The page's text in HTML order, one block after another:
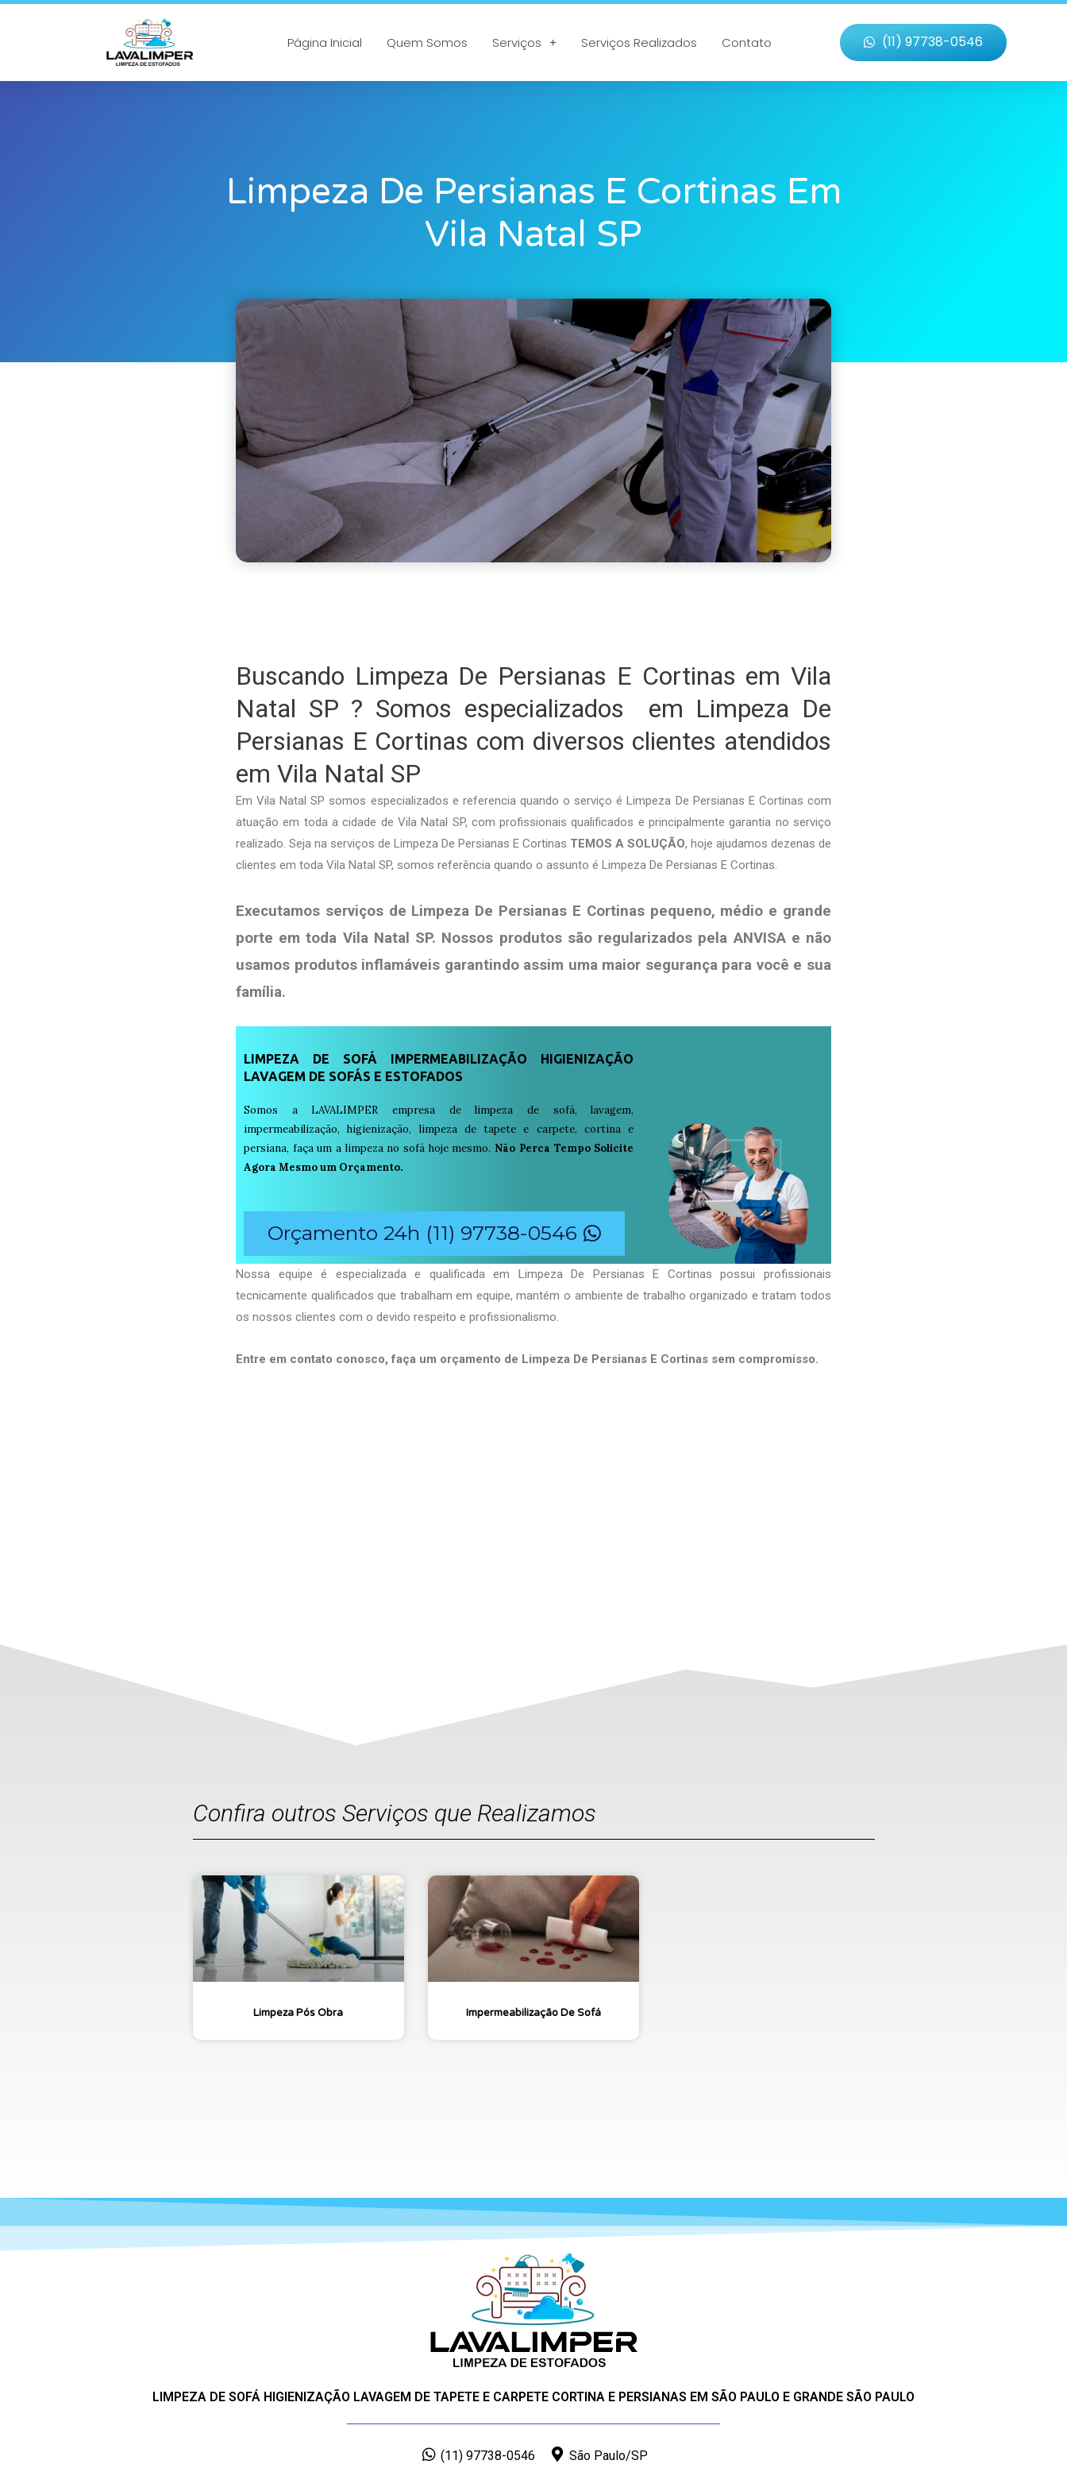
Página Inicial Quem Somos Serviços Serviços Realizados Contato (11) 97738-0546
Limpeza De Persianas E Cortinas Em
Vila Natal SP
Buscando Limpeza De Persianas E Cortinas em Vila
Natal SP ? Somos especializados em Limpeza De
Persianas E Cortinas com diversos clientes atendidos
em Vila Natal SP
Em Vila Natal SP somos especializados e referencia quando o serviço é Limpeza De Persianas E Cortinas com
atuação em toda a cidade de Vila Natal SP, com profissionais qualificados e principalmente garantia no serviço
realizado. Seja na serviços de Limpeza De Persianas E Cortinas TEMOS A SOLUÇÃO, hoje ajudamos dezenas de
clientes em toda Vila Natal SP, somos referência quando o assunto é Limpeza De Persianas E Cortinas.
Executamos serviços de Limpeza De Persianas E Cortinas pequeno, médio e grande
porte em toda Vila Natal SP. Nossos produtos são regularizados pela ANVISA e não
usamos produtos inflamáveis garantindo assim uma maior segurança para você e sua
família.
LIMPEZA DE SOFÁ IMPERMEABILIZAÇÃO HIGIENIZAÇÃO
LAVAGEM DE SOFÁS E ESTOFADOS
Somos a LAVALIMPER empresa de limpeza de sofá, lavagem,
impermeabilização, higienização, limpeza de tapete e carpete, cortina e
persiana, faça um a limpeza no sofá hoje mesmo. Não Perca Tempo Solicite
Agora Mesmo um Orçamento.
Orçamento 24h (11) 97738-0546
Nossa equipe é especializada e qualificada em Limpeza De Persianas E Cortinas possui profissionais
tecnicamente qualificados que trabalham em equipe, mantém o ambiente de trabalho organizado e tratam todos
os nossos clientes com o devido respeito e profissionalismo.
Entre em contato conosco, faça um orçamento de Limpeza De Persianas E Cortinas sem compromisso.
Confira outros Serviços que Realizamos
Limpeza Pós Obra Impermeabilização De Sofá
LIMPEZA DE SOFÁ HIGIENIZAÇÃO LAVAGEM DE TAPETE E CARPETE CORTINA E PERSIANAS EM SÃO PAULO E GRANDE SÃO PAULO
(11) 97738-0546 São Paulo/SP